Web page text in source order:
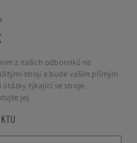
z našich odborníků na
stroji a bude vaším přímým
týkající se stroje.
jej.